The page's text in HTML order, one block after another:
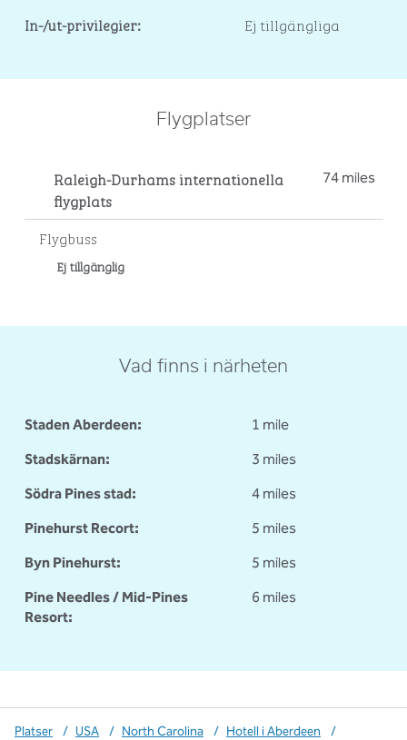
In-/ut-privilegier:
Ej tillgängliga
Flygplatser
Raleigh-Durhams internationella
flygplats
74 miles
Flygbuss
Ej tillgänglig
Vad finns i närheten
Staden Aberdeen:
1 mile
Stadskärnan:
3 miles
Södra Pines stad:
4 miles
Pinehurst Recort:
5 miles
Byn Pinehurst:
5 miles
Pine Needles / Mid-Pines
Resort:
6 miles
Platser / USA / North Carolina / Hotell i Aberdeen
/